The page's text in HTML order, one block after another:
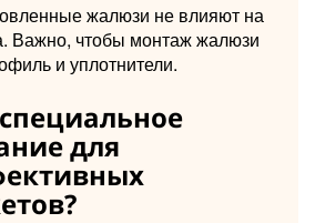
жалюзи не влияют на
Важно, чтобы монтаж жалюзи
и уплотнители.
для